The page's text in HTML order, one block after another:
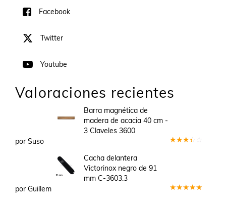
Facebook
Twitter
Youtube
Valoraciones recientes
Barra magnética de
madera de acacia 40 cm -
3 Claveles 3600
por Suso
Cacha delantera
Victorinox negro de 91
mm C-3603.3
por Guillem